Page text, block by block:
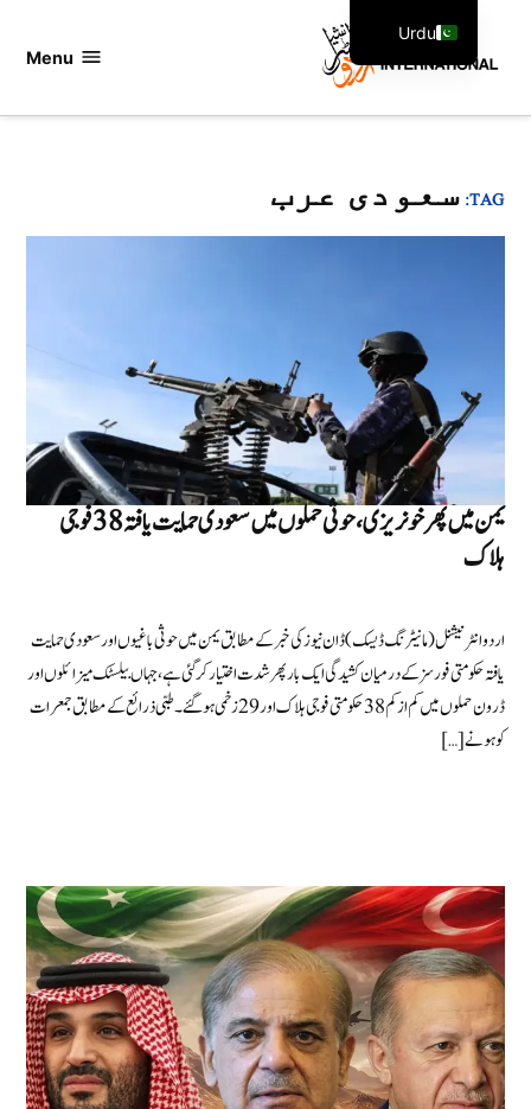
Menu
TAG: سعودی عرب
یمن میں پھر خونریزی، حوثی حملوں میں سعودی حمایت یافتہ 38 فوجی
ہلاک
اردو انٹرنیشنل (مانیٹرنگ ڈیسک) ڈان نیوزکی خبر کے مطابق یمن میں حوثی باغیوں اور سعودی حمایت
یافتہ حکومتی فورسز کے درمیان کشیدگی ایک بار پھر شدت اختیار کر گئی ہے، جہاں بیلسٹک میزائلوں اور
ڈرون حملوں میں کم از کم 38 حکومتی فوجی ہلاک اور 29 زخمی ہوگئے۔ طبی ذرائع کے مطابق جمعرات
کو ہونے […]
Urdu
English